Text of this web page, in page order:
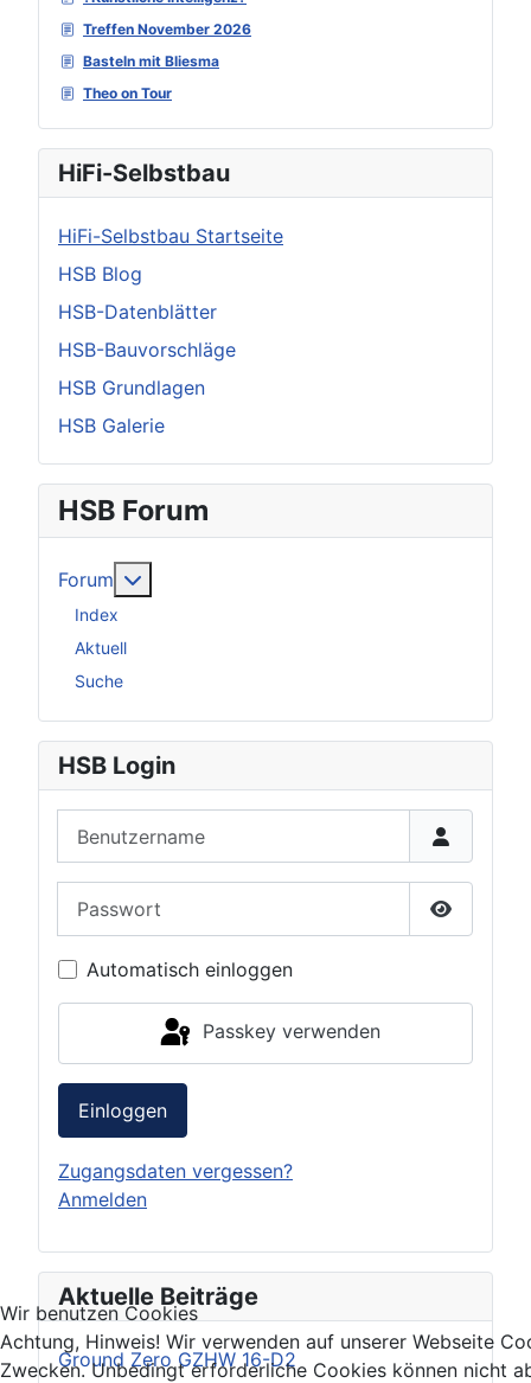
Treffen November 2026
Basteln mit Bliesma
Theo on Tour
HiFi-Selbstbau
HiFi-Selbstbau Startseite
HSB Blog
HSB-Datenblätter
HSB-Bauvorschläge
HSB Grundlagen
HSB Galerie
HSB Forum
Forum
Index
Aktuell
Suche
HSB Login
Passwort
Automatisch einloggen
Passkey verwenden
Einloggen
Zugangsdaten vergessen?
Anmelden
Aktuelle Beiträge
Ground Zero GZHW 16-D2
Wir benutzen Cookies
Achtung, Hinweis! Wir verwenden auf unserer Webseite
Zwecken. Unbedingt erforderliche Cookies können nicht